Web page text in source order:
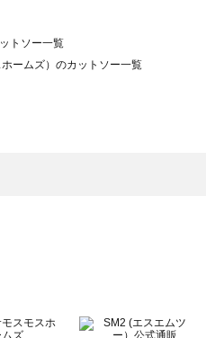
トソー一覧
ームズ）のカットソー一覧
マンサモスモス）のカットソー一覧
ーゴム）のカットソー一覧
トソー一覧